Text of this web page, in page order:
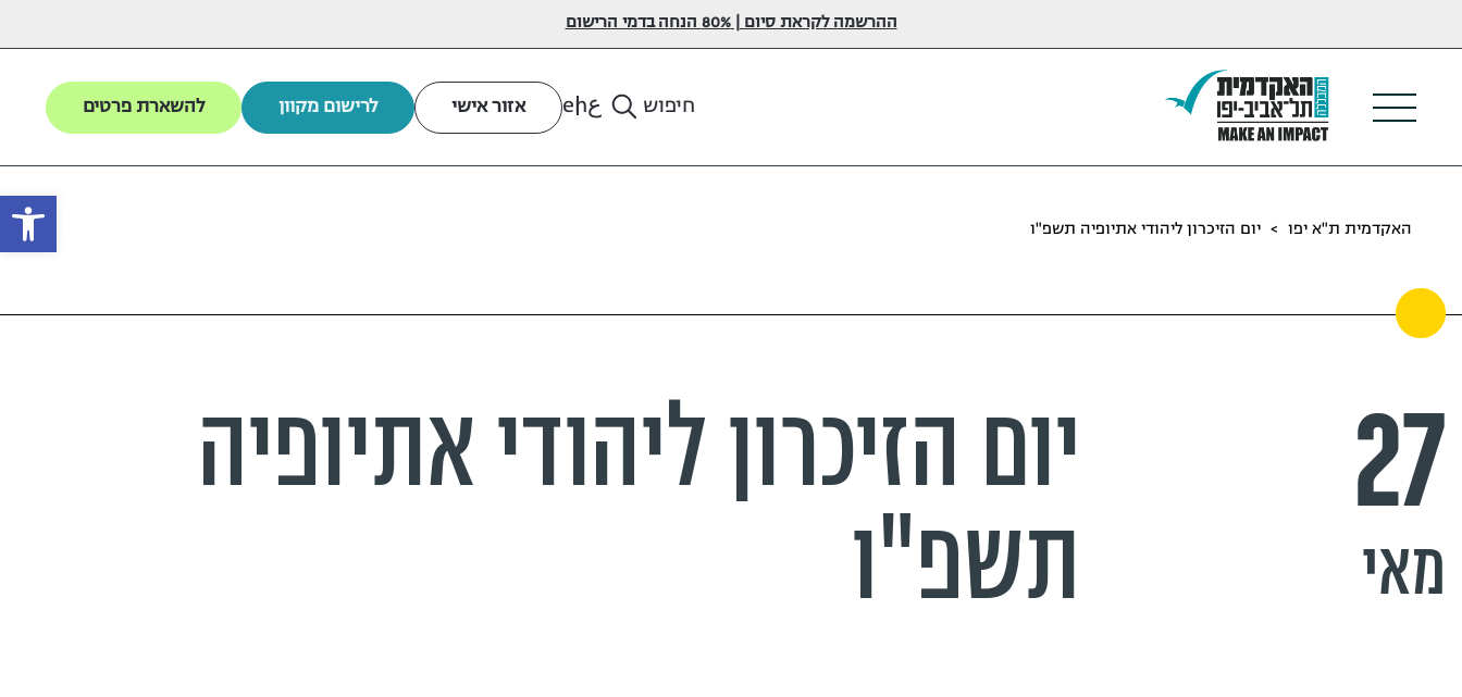
ההרשמה לקראת סיום | 80% הנחה בדמי הרישום
חיפוש عen אזור אישי לרישום מקוון להשארת פרטים
האקדמית ת"א יפו > יום הזיכרון ליהודי אתיופיה תשפ"ו
27
מאי
יום הזיכרון ליהודי אתיופיה
תשפ"ו